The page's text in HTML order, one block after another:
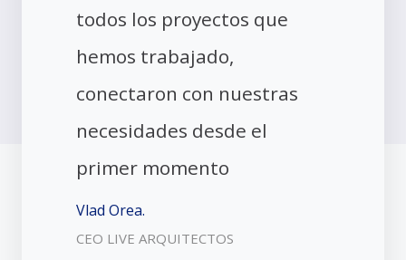
todos los proyectos que
hemos trabajado,
conectaron con nuestras
necesidades desde el
primer momento
Vlad Orea.
CEO LIVE ARQUITECTOS